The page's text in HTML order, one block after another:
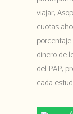
viajar,
cuotas
dinero de
del PAP,
cada